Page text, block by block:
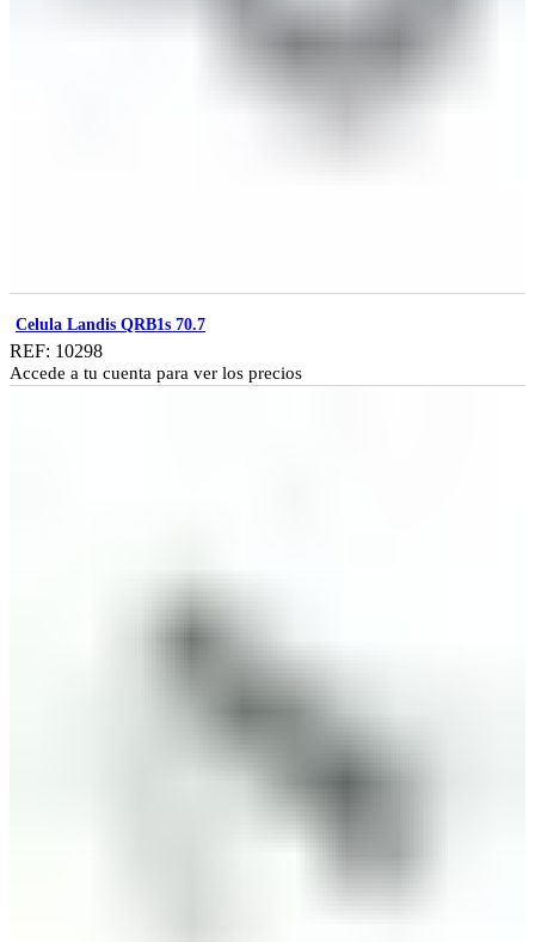
Celula Landis QRB1s 70.7
REF: 10298
Accede a tu cuenta para ver los precios